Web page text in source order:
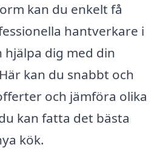
kan du enkelt få
hantverkare i
hjälpa dig med din
kan du snabbt och
och jämföra olika
kan fatta det bästa
kök.